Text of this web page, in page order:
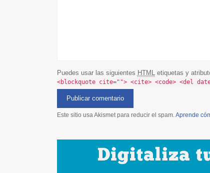
Puedes usar las siguientes HTMLetiquetas y
<blockquote cite=""> <cite> <code> <del
Este sitio usa Akismet para reducir el spam.Aprende